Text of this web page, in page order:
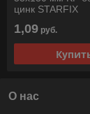
цинк STARFIX
1,09 руб.
О нас